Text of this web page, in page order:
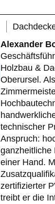
Alexander
Holzbau &
Oberursel.
technischer
Anspruch:
ganzheitliche
einer Hand.
zertifizierter
treibt er die